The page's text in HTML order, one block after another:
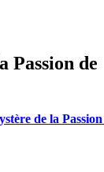
Passion de
de la